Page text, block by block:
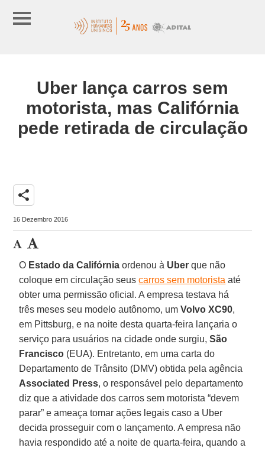
Uber lança carros sem
motorista, mas Califórnia
pede retirada de circulação
share
16 Dezembro 2016
O Estado da Califórnia ordenou à Uber que não
coloque em circulação seuscarros sem motorista até
obter uma permissão oficial. A empresa testava há
três meses seu modelo autônomo, um Volvo XC90,
em Pittsburg, e na noite desta quarta-feira lançaria o
serviço para usuários na cidade onde surgiu,São
Francisco (EUA). Entretanto, em uma carta do
Departamento de Trânsito (DMV) obtida pela agência
Associated Press, o responsável pelo departamento
diz que a atividade dos carros sem motorista “devem
parar” e ameaça tomar ações legais caso a Uber
decida prosseguir com o lançamento. A empresa não
havia respondido até a noite de quarta-feira, quando a